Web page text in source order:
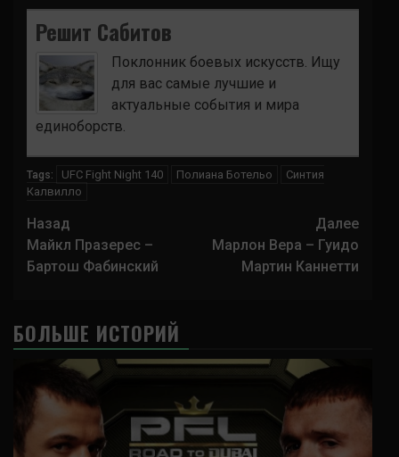
Решит Сабитов
Поклонник боевых искусств. Ищу
для вас самые лучшие и
актуальные события и мира
единоборств.
Tags: UFC Fight Night 140 Полиана Ботельо
Синтия
Калвилло
Навигация
записи
Назад
Майкл Празерес –
Бартош Фабинский
Далее
Марлон Вера – Гуидо
Мартин Каннетти
БОЛЬШЕ ИСТОРИЙ